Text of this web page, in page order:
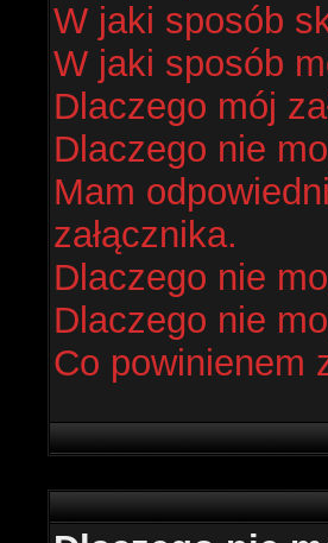
W jaki sposób
W jaki sposób
Dlaczego mój
Dlaczego nie
Mam
załącznika.
Dlaczego nie
Dlaczego nie
Co powinienem